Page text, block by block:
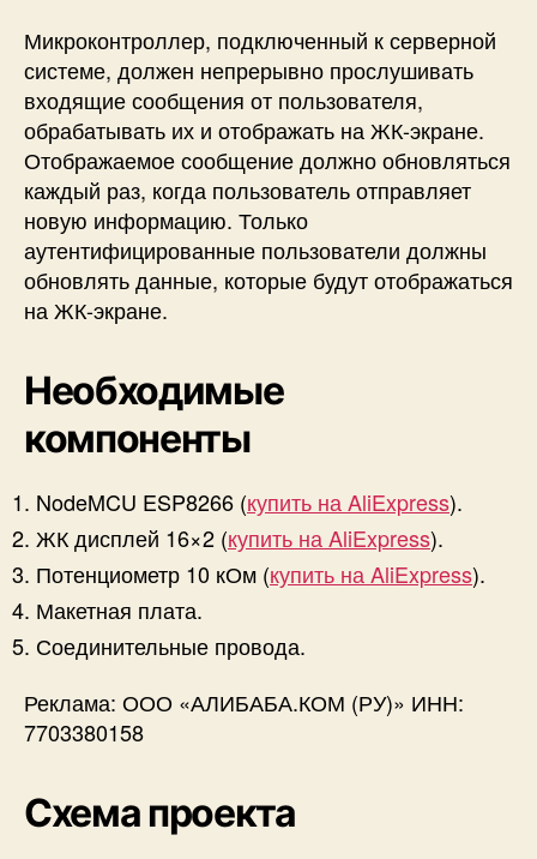
е
н
и
е
м
I
o
Микроконтроллер, подключенный к серверной
системе, должен непрерывно прослушивать
входящие сообщения от пользователя,
обрабатывать их и отображать на ЖК-экране.
Отображаемое сообщение должно обновляться
каждый раз, когда пользователь отправляет
новую информацию. Только
аутентифицированные пользователи должны
обновлять данные, которые будут отображаться
на ЖК-экране.
Необходимые
компоненты
NodeMCU ESP8266 (купить на AliExpress).
ЖК дисплей 16×2 (купить на AliExpress).
Потенциометр 10 кОм (купить на AliExpress).
Макетная плата.
Соединительные провода.
Реклама: ООО «АЛИБАБА.КОМ (РУ)» ИНН:
7703380158
Схема проекта